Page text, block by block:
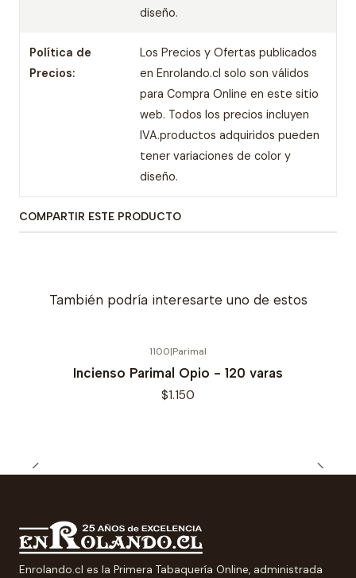
diseño.
Política de
Precios:
Los Precios y Ofertas publicados
en Enrolando.cl solo son válidos
para Compra Online en este sitio
web. Todos los precios incluyen
IVA.productos adquiridos pueden
tener variaciones de color y
diseño.
COMPARTIR ESTE PRODUCTO
También podría interesarte uno de estos
1100|Parimal
Incienso Parimal Opio - 120 varas
$1.150
Enrolando.cl es la Primera Tabaquería Online, administrada